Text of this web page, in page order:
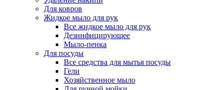
Для ковров
Жидкое мыло для рук
Все жидкое мыло для рук
Дезинфицирующее
Мыло-пенка
Для посуды
Все средства для мытья посуды
Гели
Хозяйственное мыло